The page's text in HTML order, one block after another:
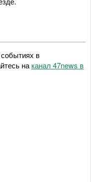
в
на канал 47news в